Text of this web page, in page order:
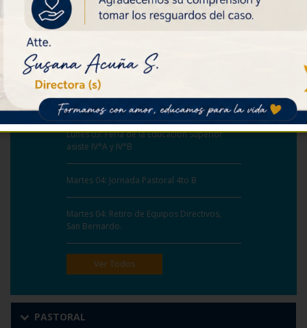
Ver Fotos
CALENDARIO DE ACTIVIDADES
Lunes 03: Feria de la Educación Superior
asiste IV°A y IV°B
Martes 04: Jornada Pastoral 4to B
Martes 04: Retiro de Equipos Directivos,
San Bernardo.
Ver Todos
PASTORAL